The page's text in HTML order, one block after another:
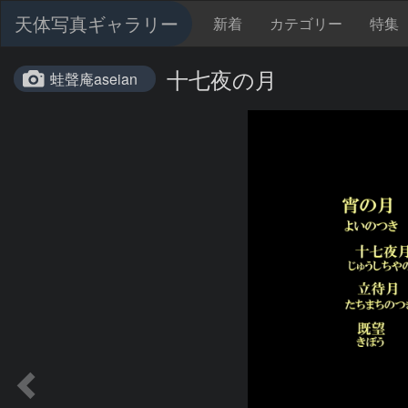
天体写真ギャラリー 新着 カテゴリー 特集
蛙聲庵aseian 十七夜の月